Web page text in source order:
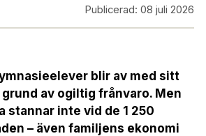
Publicerad: 08 juli 2026
blir av med sitt
av ogiltig frånvaro. Men
stannar inte vid de 1 250
– även familjens ekonomi